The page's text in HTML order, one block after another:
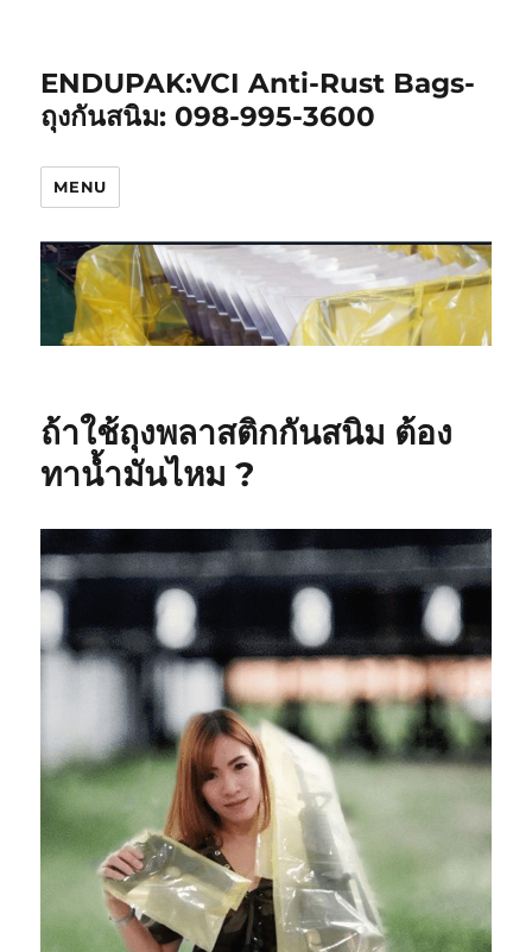
ENDUPAK:VCI Anti-Rust Bags-
ถุงกันสนิม: 098-995-3600
MENU
ถ้าใช้ถุงพลาสติกกันสนิม ต้อง
ทาน้ำมันไหม ?